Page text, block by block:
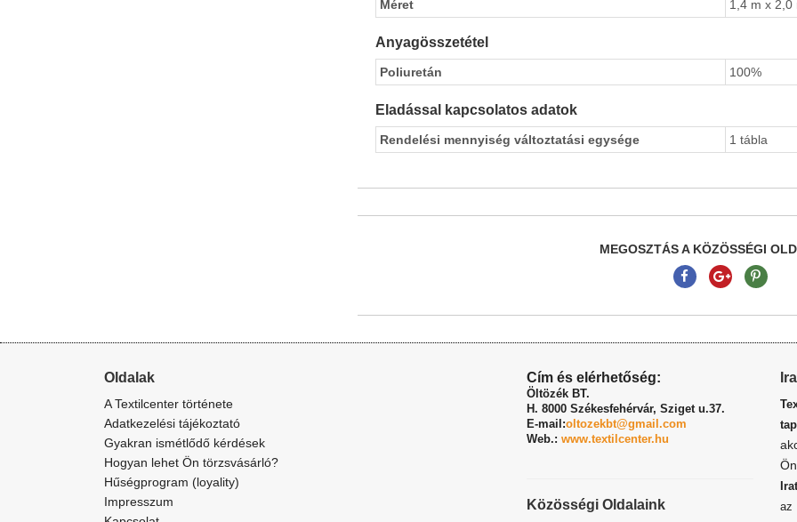
Méret
1,4 m x 2,0
Anyagösszetétel
Poliuretán 100%
Eladással kapcsolatos adatok
Rendelési mennyiség változtatási egysége 1 tábla
MEGOSZTÁS A KÖZÖSSÉGI
Oldalak
A Textilcenter története
Adatkezelési tájékoztató
Gyakran ismétlődő kérdések
Hogyan lehet Ön törzsvásárló?
Hűségprogram (loyality)
Impresszum
Cím és elérhetőség:
Öltözék BT.
H. 8000 Székesfehérvár, Sziget u.37.
E-mail:oltozekbt@gmail.com
Web.: www.textilcenter.hu
Közösségi Oldalaink
az